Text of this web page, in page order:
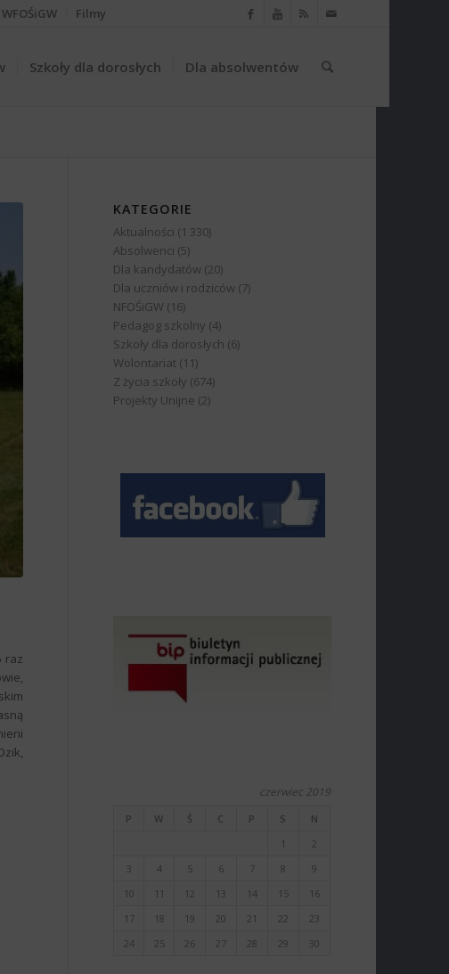
WFOŚiGW Filmy
Szkoły dla dorosłych Dla absolwentów
raz
KATEGORIE
Aktualności (1 330)
Absolwenci (5)
Dla kandydatów (20)
Dla uczniów i rodziców (7)
NFOŚiGW (16)
Pedagog szkolny (4)
Szkoły dla dorosłych (6)
Wolontariat (11)
Z życia szkoły (674)
Projekty Unijne (2)
czerwiec 2019
P W Ś C P S
N
1
2
3
4 5 6 7 8
9
10
11 12 13 14 15
16
17
18 19 20 21 22
23
24
25 26 27 28 29 30